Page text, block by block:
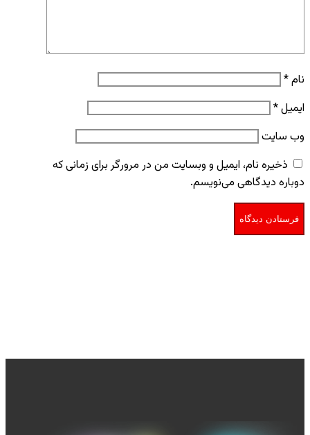
نام*
ایمیل*
وب‌ سایت
ذخیره نام، ایمیل و وبسایت من در مرورگر برای زمانی که
دوباره دیدگاهی می‌نویسم.